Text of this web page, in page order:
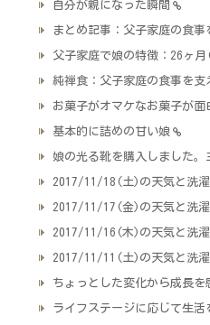
自分が親になった瞬間
まとめ記事：父子家庭の食事
父子家庭で娘の特徴：26ヶ
純禅食：父子家庭の食事を支
お菓子がオマケなお菓子が面
基本的に詰めの甘い娘
娘の光る靴を購入しました。
2017/11/18(土)の天気と洗濯
2017/11/17(金)の天気と洗濯
2017/11/16(木)の天気と洗濯
2017/11/11(土)の天気と洗濯
ちょっとした変化から成長を
ライフステージに応じて生活